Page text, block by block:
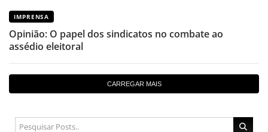
IMPRENSA
Opinião: O papel dos sindicatos no combate ao
assédio eleitoral
CARREGAR MAIS